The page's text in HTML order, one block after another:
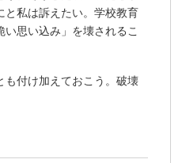
と私は訴えたい。学校教育
思い込み」を壊されるこ
も付け加えておこう。破壊